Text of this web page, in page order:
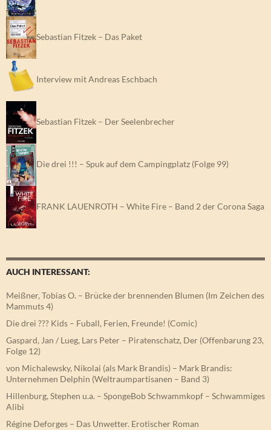
Sebastian Fitzek – Das Paket
Interview mit Andreas Eschbach
Sebastian Fitzek – Der Seelenbrecher
Die drei !!! – Spuk auf dem Campingplatz (Folge 99)
FRANK LAUENROTH – White Fire – Band 2 der Corona Saga
AUCH INTERESSANT:
Meißner, Tobias O. – Brücke der brennenden Blumen (Im Zeichen des
Mammuts 4)
Die drei ??? Kids – Fuball, Ferien, Freunde! (Comic)
Gaspard, Jan / Lueg, Lars Peter – Piratenschatz, Der (Offenbarung 23,
Folge 12)
von Michalewsky, Nikolai (als Mark Brandis) – Mark Brandis:
Unternehmen Delphin (Weltraumpartisanen – Band 3)
Hillenburg, Stephen u.a. – SpongeBob Schwammkopf – Schwammiges
Alibi
Régine Deforges – Das Unwetter. Erotischer Roman